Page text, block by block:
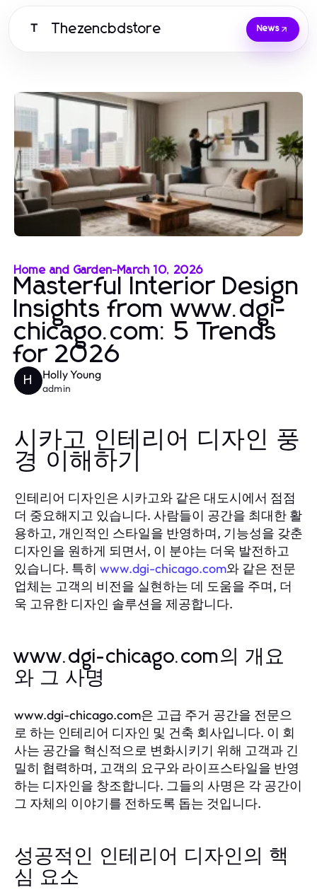
T Thezencbdstore News
Home and Garden-March 10, 2026
Masterful Interior Design
Insights from www.dgi-
chicago.com: 5 Trends
for 2026
H Holly Young
admin
시카고 인테리어 디자인 풍
경 이해하기
인테리어 디자인은 시카고와 같은 대도시에서 점점
더 중요해지고 있습니다. 사람들이 공간을 최대한 활
용하고, 개인적인 스타일을 반영하며, 기능성을 갖춘
디자인을 원하게 되면서, 이 분야는 더욱 발전하고
있습니다. 특히 www.dgi-chicago.com와 같은 전문
업체는 고객의 비전을 실현하는 데 도움을 주며, 더
욱 고유한 디자인 솔루션을 제공합니다.
www.dgi-chicago.com의 개요
와 그 사명
www.dgi-chicago.com은 고급 주거 공간을 전문으
로 하는 인테리어 디자인 및 건축 회사입니다. 이 회
사는 공간을 혁신적으로 변화시키기 위해 고객과 긴
밀히 협력하며, 고객의 요구와 라이프스타일을 반영
하는 디자인을 창조합니다. 그들의 사명은 각 공간이
그 자체의 이야기를 전하도록 돕는 것입니다.
성공적인 인테리어 디자인의 핵
심 요소